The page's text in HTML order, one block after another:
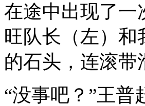
在途中出现了一
旺队长（左）
的石头，连滚带
“没事吧？”王普